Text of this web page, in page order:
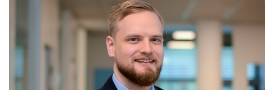
Mäklarsamfundets
jurister
och